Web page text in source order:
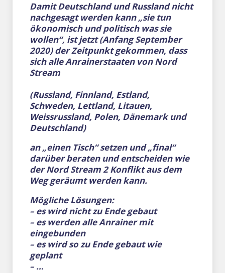
Damit Deutschland und Russland nicht
nachgesagt werden kann „sie tun
ökonomisch und politisch was sie
wollen“, ist jetzt (Anfang September
2020) der Zeitpunkt gekommen, dass
sich alle Anrainerstaaten von Nord
Stream
(Russland, Finnland, Estland,
Schweden, Lettland, Litauen,
Weissrussland, Polen, Dänemark und
Deutschland)
an „einen Tisch“ setzen und „final“
darüber beraten und entscheiden wie
der Nord Stream 2 Konflikt aus dem
Weg geräumt werden kann.
Mögliche Lösungen:
– es wird nicht zu Ende gebaut
– es werden alle Anrainer mit
eingebunden
– es wird so zu Ende gebaut wie
geplant
– …